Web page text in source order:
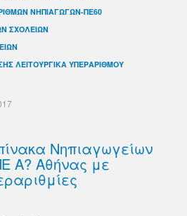
ΝΗΠΙΑΓΩΓΩΝ-ΠΕ60
ΣΧΟΛΕΙΩΝ
ΛΕΙΤΟΥΡΓΙΚΑ ΥΠΕΡΑΡΙΘΜΟΥ
Νηπιαγωγείων
Α? Αθήνας με